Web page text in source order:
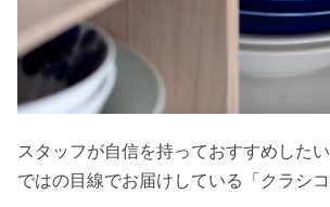
スタッフが自信を持っておすすめした
ではの目線でお届けしている「クラシ